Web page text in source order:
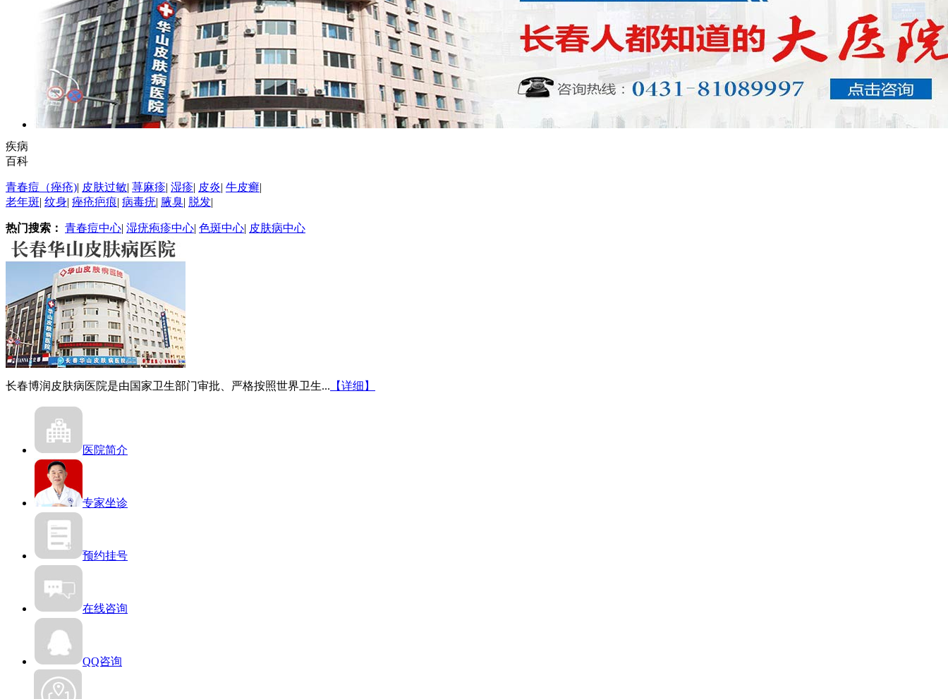
疾病
百科
青春痘（痤疮)| 皮肤过敏| 荨麻疹| 湿疹| 皮炎| 牛皮癣|
老年斑| 纹身| 痤疮疤痕| 病毒疣| 腋臭| 脱发|
热门搜索： 青春痘中心| 湿疣疱疹中心| 色斑中心| 皮肤病中心
长春博润皮肤病医院是由国家卫生部门审批、严格按照世界卫生... 【详细】
医院简介
专家坐诊
预约挂号
在线咨询
QQ咨询